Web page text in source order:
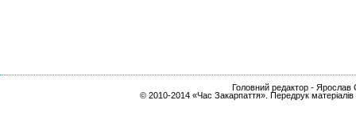
Головний редактор - Ярослав
© 2010-2014 «Час Закарпаття». Передрук